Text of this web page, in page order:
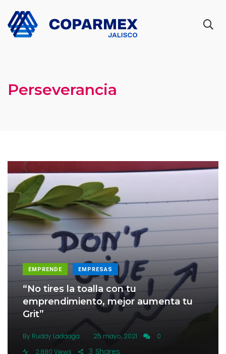
Perseverancia
EMPRENDE EMPRESAS
“No tires la toalla con tu
emprendimiento, mejor aumenta tu
Grit”
By Ruddy Laddaga . 25 mayo, 2021
0
2,880 Views
Shares
3